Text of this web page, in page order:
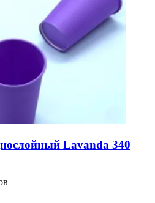
Lavanda 340